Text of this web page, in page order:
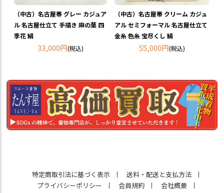
（中古）名古屋帯 グレー カジュア
ル 名古屋仕立て 手描き 麻の葉 四
季花 絹
33,000円(税込)
（中古）名古屋帯 クリーム カジュ
アル セミフォーマル 名古屋仕立て
金糸 色糸 宝尽くし 絹
55,000円(税込)
特定商取引法に基づく表示
送料・配送と支払方法
プライバシーポリシー
会員規約
会社概要